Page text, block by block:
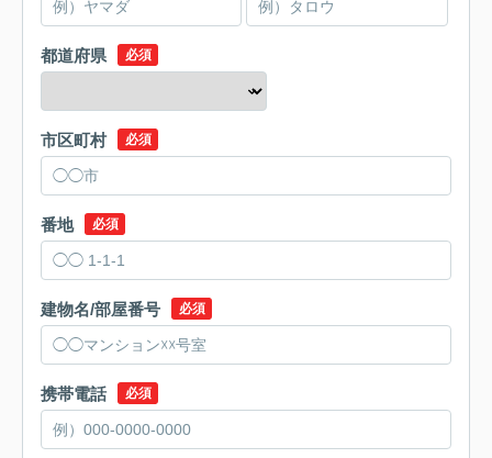
都道府県 必須
市区町村 必須
番地 必須
建物名/部屋番号 必須
携帯電話 必須